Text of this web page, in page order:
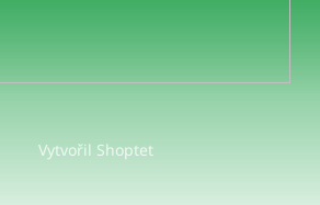
Vytvořil Shoptet